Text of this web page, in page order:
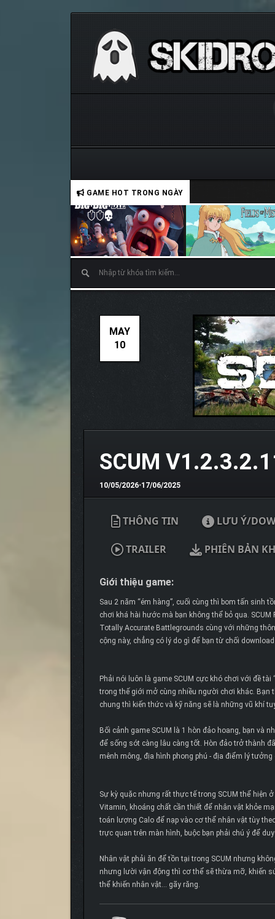
GAME HOT TRONG NGÀY
MAY
10
SCUM
10/05/2026•17/06/2025
THÔNG TIN LƯU Ý/
TRAILER PHIÊN BẢN
Giới thiệu game:
Sau 2 năm “ém hàng”, cuối cùng thì bom tấn sinh
chơi khá hài hước mà bạn không thể bỏ qua.
Totally Accurate Battlegrounds cùng với những
cộng này, chẳng có lý do gì để bạn từ chối
Phải nói luôn là game SCUM cực khó chơi với đề
trong thế giới mở cùng nhiều người chơi khác. Bạn
chung thì kiến thức và kỹ năng sẽ là những vũ khí
Bối cảnh game SCUM là 1 hòn đảo hoang, bạn và
để sống sót càng lâu càng tốt. Hòn đảo trở thành
mênh mông, địa hình phong phú - địa điểm lý
Sự kỳ quặc nhưng rất thực tế trong SCUM thể hiện
Vitamin, khoáng chất cần thiết để nhân vật khỏe
toán lượng Calo để nạp vào cơ thể nhân vật tùy
trực quan trên màn hình, buộc bạn phải chú ý để
Nhân vật phải ăn để tồn tại trong SCUM nhưng
nhưng lười vận động thì cơ thể sẽ thừa mỡ, khiến
thể khiến nhân vật… gãy răng.